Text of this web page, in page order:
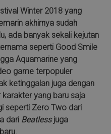
Winter 2018 yang
akhirnya sudah
ada banyak sekali kejutan
seperti Good Smile
Aquamarine yang
game terpopuler
ketinggalan juga dengan
yang baru saja
seperti Zero Two dari
dari Beatlessjuga